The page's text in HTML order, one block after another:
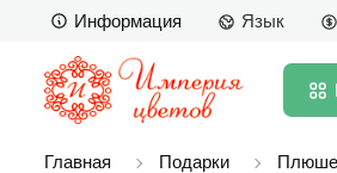
Информация Язык
Главная Подарки